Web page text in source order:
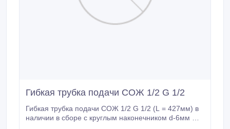
Гибкая трубка подачи СОЖ 1/2 G 1/2
Гибкая трубка подачи СОЖ 1/2 G 1/2 (L = 427мм) в
наличии в сборе с круглым наконечником d-6мм От